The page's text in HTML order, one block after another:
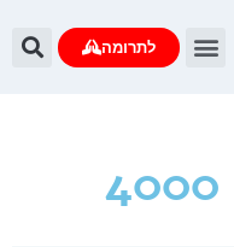
לתרומה